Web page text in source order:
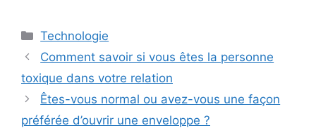
Catégories
Technologie
Comment savoir si vous êtes la personne
toxique dans votre relation
Êtes-vous normal ou avez-vous une façon
préférée d’ouvrir une enveloppe ?